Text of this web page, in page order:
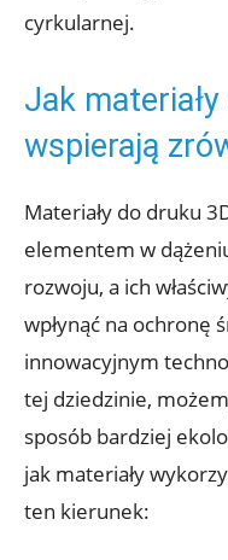
cyrkularnej.
Jak
wspierają
Materiały do druku
elementem w
rozwoju, a ich
wpłynąć na ochronę
innowacyjnym
tej dziedzinie,
sposób bardziej
jak materiały
ten kierunek: